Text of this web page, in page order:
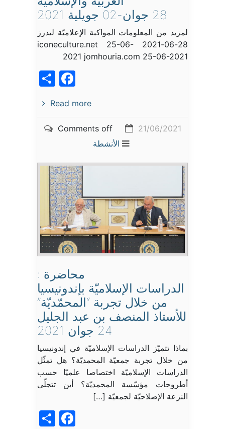
28 جوان-02 جويلية 2021
لمزيد من المعلومات المواكبة الإعلاميّة ليدرز
28-06-2021 iconeculture.net 25-06-
2021 jomhouria.com 25-06-2021
Read more
21/06/2021
Comments off
الأنشطة
محاضرة :
الدراسات الإسلاميّة بإندونيسيا
من خلال تجربة “المحمّديّة”
للأستاذ المنصف بن عبد الجليل
24 جوان 2021
بماذا تتميّز الدراسات الإسلاميّة في إندونيسيا
من خلال تجربة جمعيّة المحمديّة؟ هل تمثّل
الدراسات الإسلاميّة اختصاصا علميّا حسب
أطروحات مؤسّسة المحمديّة؟ أين تتجلّى
النزعة الإصلاحيّة لجمعيّة […]